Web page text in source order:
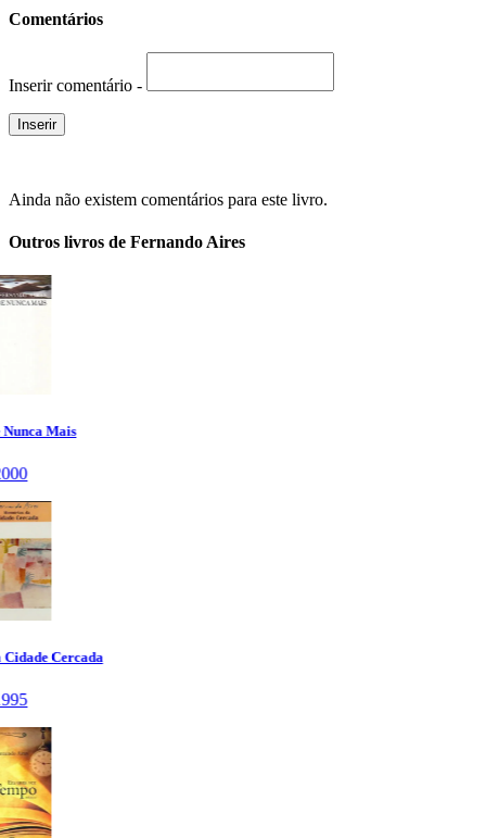
Comentários
Inserir comentário -
Ainda não existem comentários para este livro.
Outros livros de Fernando Aires